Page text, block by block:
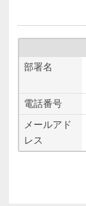
部署名
電話番号
メールアド
レス